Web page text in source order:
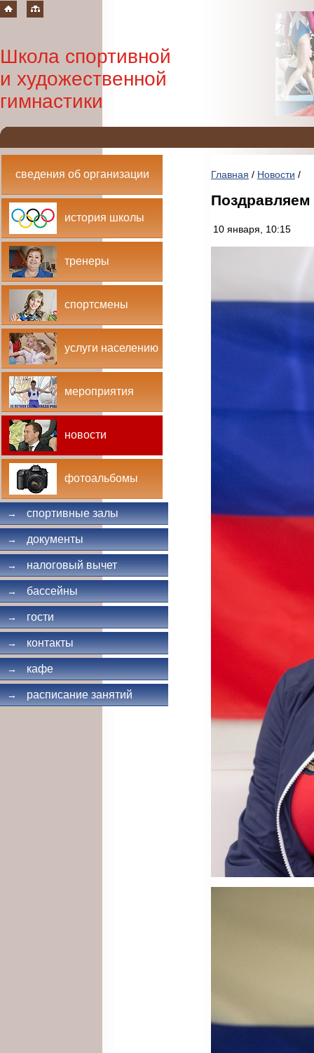
Школа спортивной
и художественной
гимнастики
сведения об организации
история школы
тренеры
спортсмены
услуги населению
мероприятия
новости
фотоальбомы
→ спортивные залы
→ документы
→ налоговый вычет
→ бассейны
→ гости
→ контакты
→ кафе
→ расписание занятий
Главная / Новости /
10 января, 10:15